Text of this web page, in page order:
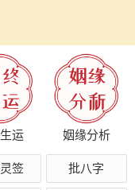
运 姻缘分析
签 批八字